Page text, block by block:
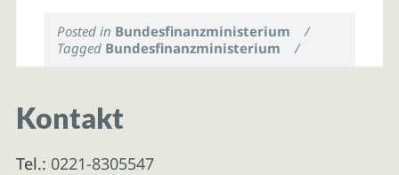
Posted in Bundesfinanzministerium
/
Tagged Bundesfinanzministerium /
Kontakt
Tel.: 0221-8305547